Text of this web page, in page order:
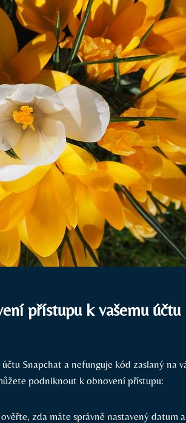
přístupu k vašemu účtu
Snapchat a nefunguje kód zaslaný na
podniknout k obnovení přístupu:
zda máte správně nastavený datum a